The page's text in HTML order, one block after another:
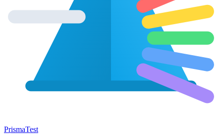
PrismaTest